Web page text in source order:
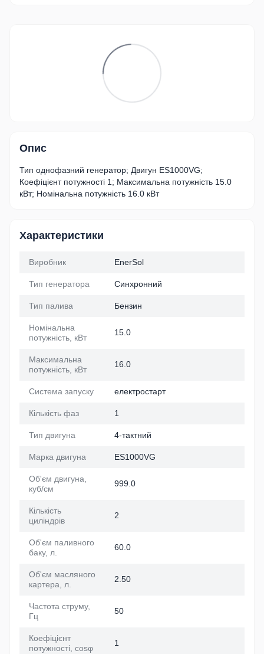
Опис
Тип однофазний генератор; Двигун ES1000VG;
Коефіцієнт потужності 1; Максимальна потужність 15.0
кВт; Номінальна потужність 16.0 кВт
Характеристики
Виробник EnerSol
Тип генератора Синхронний
Тип палива Бензин
Номінальна
потужність, кВт
15.0
Максимальна
потужність, кВт
16.0
Система запуску електростарт
Кількість фаз 1
Тип двигуна 4-тактний
Марка двигуна ES1000VG
Об'єм двигуна,
куб/см
999.0
Кількість
циліндрів
2
Об'єм паливного
баку, л.
60.0
Об'єм масляного
картера, л.
2.50
Частота струму,
Гц
50
Коефіцієнт
потужності, cosφ
1